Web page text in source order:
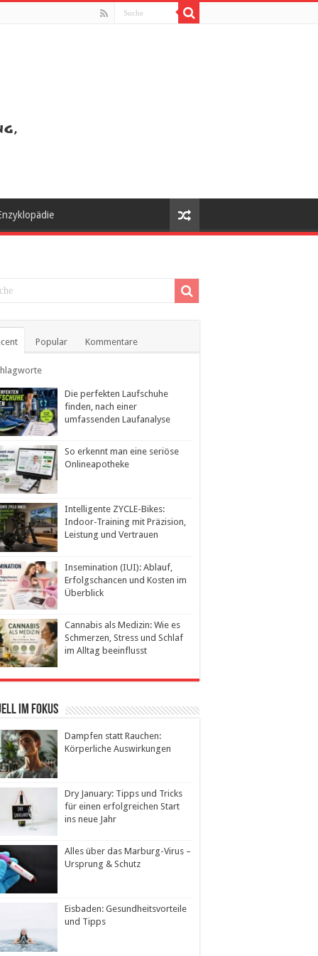
Popular Kommentare
Die perfekten Laufschuhe
finden, nach einer
umfassenden Laufanalyse
So erkennt man eine seriöse
Onlineapotheke
Intelligente ZYCLE-Bikes:
Indoor-Training mit Präzision,
Leistung und Vertrauen
Insemination (IUI): Ablauf,
Erfolgschancen und Kosten im
Überblick
Cannabis als Medizin: Wie es
Schmerzen, Stress und Schlaf
im Alltag beeinflusst
im Fokus
Dampfen statt Rauchen:
Körperliche Auswirkungen
Dry January: Tipps und Tricks
für einen erfolgreichen Start
ins neue Jahr
Alles über das Marburg-Virus –
Ursprung & Schutz
Eisbaden: Gesundheitsvorteile
und Tipps